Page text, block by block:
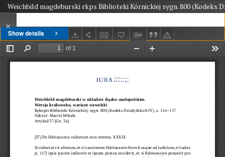
Show details
Weichbild magdeburski rkps Biblioteki Kórnickiej sygn. 800 (Kodeks